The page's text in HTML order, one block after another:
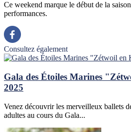
Ce weekend marque le début de la
performances.
Consultez également
Gala des Étoiles Marines
2025
Venez découvrir les merveilleux ballets
adultes au cours du Gala...